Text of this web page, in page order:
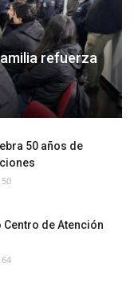
refuerza
50 años de
50
de Atención
64